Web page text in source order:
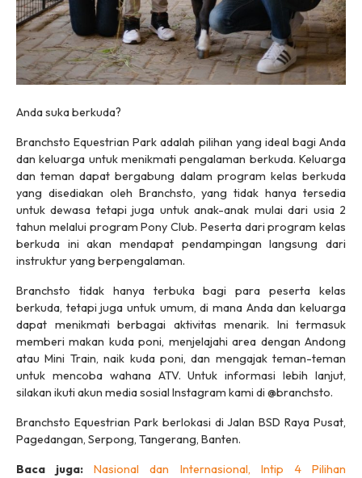
Anda suka berkuda?
Branchsto Equestrian Park adalah pilihan yang ideal bagi Anda
dan keluarga untuk menikmati pengalaman berkuda. Keluarga
dan teman dapat bergabung dalam program kelas berkuda
yang disediakan oleh Branchsto, yang tidak hanya tersedia
untuk dewasa tetapi juga untuk anak-anak mulai dari usia 2
tahun melalui program Pony Club. Peserta dari program kelas
berkuda ini akan mendapat pendampingan langsung dari
instruktur yang berpengalaman.
Branchsto tidak hanya terbuka bagi para peserta kelas
berkuda, tetapi juga untuk umum, di mana Anda dan keluarga
dapat menikmati berbagai aktivitas menarik. Ini termasuk
memberi makan kuda poni, menjelajahi area dengan Andong
atau Mini Train, naik kuda poni, dan mengajak teman-teman
untuk mencoba wahana ATV. Untuk informasi lebih lanjut,
silakan ikuti akun media sosial Instagram kami di @branchsto.
Branchsto Equestrian Park berlokasi di Jalan BSD Raya Pusat,
Pagedangan, Serpong, Tangerang, Banten.
Baca juga:
Nasional dan Internasional, Intip 4 Pilihan